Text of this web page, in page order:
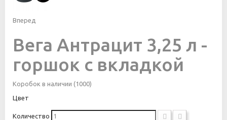
Вперед
Вега Антрацит 3,25 л -
горшок с вкладкой
Коробок в наличии (1000)
Цвет
Количество